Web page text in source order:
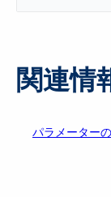
関連情
パラメーター